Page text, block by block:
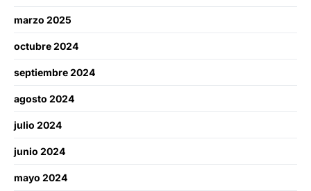
marzo 2025
octubre 2024
septiembre 2024
agosto 2024
julio 2024
junio 2024
mayo 2024